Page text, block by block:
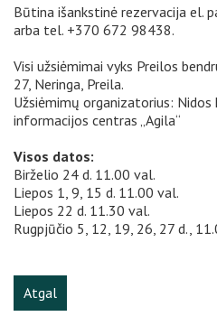
Būtina išankstinė rezervacija el.
arba tel. +370 672 98438.
Visi užsiėmimai vyks Preilos
27, Neringa, Preila.
Užsiėmimų organizatorius:
informacijos centras „Agila“
Visos datos:
Birželio 24 d. 11.00 val.
Liepos 1, 9, 15 d. 11.00 val.
Liepos 22 d. 11.30 val.
Rugpjūčio 5, 12, 19, 26, 27 d.,
Atgal